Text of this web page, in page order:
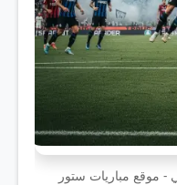
- موقع مباريات ستور